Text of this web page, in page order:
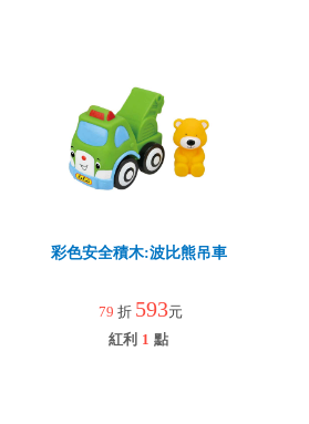
彩色安全積木:波比熊吊車
79 折 593元
紅利 1 點